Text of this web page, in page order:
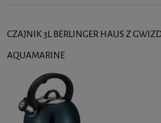
CZAJNIK 3L BERLINGER HAUS Z
AQUAMARINE